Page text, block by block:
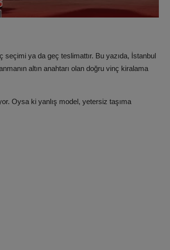
seçimi ya da geç teslimattır. Bu yazıda, İstanbul
altın anahtarı olan doğru vinç kiralama
Oysa ki yanlış model, yetersiz taşıma